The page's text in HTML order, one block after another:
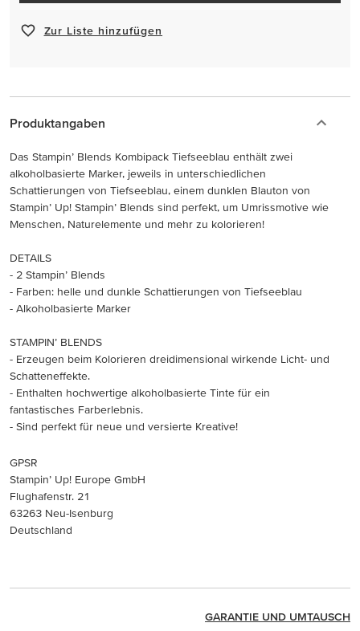
Zur Liste hinzufügen
Produktangaben
Das Stampin’ Blends Kombipack Tiefseeblau enthält zwei
alkoholbasierte Marker, jeweils in unterschiedlichen
Schattierungen von Tiefseeblau, einem dunklen Blauton von
Stampin’ Up! Stampin’ Blends sind perfekt, um Umrissmotive wie
Menschen, Naturelemente und mehr zu kolorieren!
DETAILS
- 2 Stampin’ Blends
- Farben: helle und dunkle Schattierungen von Tiefseeblau
- Alkoholbasierte Marker
STAMPIN’ BLENDS
- Erzeugen beim Kolorieren dreidimensional wirkende Licht- und
Schatteneffekte.
- Enthalten hochwertige alkoholbasierte Tinte für ein
fantastisches Farberlebnis.
- Sind perfekt für neue und versierte Kreative!
GPSR
Stampin’ Up! Europe GmbH
Flughafenstr. 21
63263 Neu-Isenburg
Deutschland
GARANTIE UND UMTAUSCH